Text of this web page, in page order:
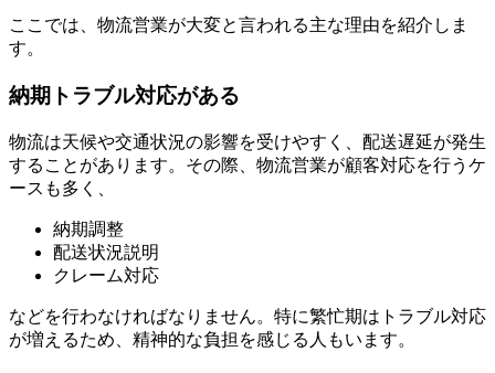
ここでは、物流営業が大変と言われる主な理由を紹介しま
す。
納期トラブル対応がある
物流は天候や交通状況の影響を受けやすく、配送遅延が発生
することがあります。その際、物流営業が顧客対応を行うケ
ースも多く、
納期調整
配送状況説明
クレーム対応
などを行わなければなりません。特に繁忙期はトラブル対応
が増えるため、精神的な負担を感じる人もいます。